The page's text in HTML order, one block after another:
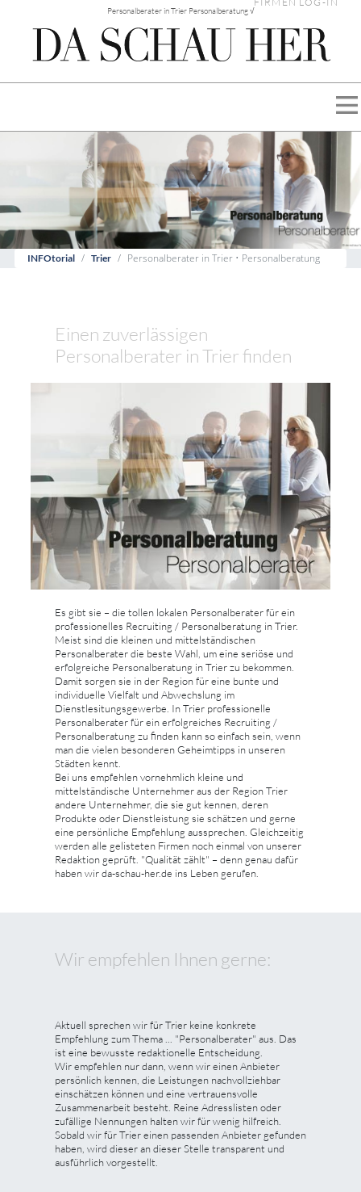
Personalberater in Trier Personalberatung √
INFOtorial Trier Personalberater in Trier • Personalberatung
Einen zuverlässigen
Personalberater in Trier finden
Es gibt sie – die tollen lokalen Personalberater für ein
professionelles Recruiting / Personalberatung in Trier.
Meist sind die kleinen und mittelständischen
Personalberater die beste Wahl, um eine seriöse und
erfolgreiche Personalberatung in Trier zu bekommen.
Damit sorgen sie in der Region für eine bunte und
individuelle Vielfalt und Abwechslung im
Dienstlesitungsgewerbe. In Trier professionelle
Personalberater für ein erfolgreiches Recruiting /
Personalberatung zu finden kann so einfach sein, wenn
man die vielen besonderen Geheimtipps in unseren
Städten kennt.
Bei uns empfehlen vornehmlich kleine und
mittelständische Unternehmer aus der Region Trier
andere Unternehmer, die sie gut kennen, deren
Produkte oder Dienstleistung sie schätzen und gerne
eine persönliche Empfehlung aussprechen. Gleichzeitig
werden alle gelisteten Firmen noch einmal von unserer
Redaktion geprüft. "Qualität zählt" – denn genau dafür
haben wir da-schau-her.de ins Leben gerufen.
Wir empfehlen Ihnen gerne:
Aktuell sprechen wir für Trier keine konkrete
Empfehlung zum Thema ... "Personalberater" aus. Das
ist eine bewusste redaktionelle Entscheidung.
Wir empfehlen nur dann, wenn wir einen Anbieter
persönlich kennen, die Leistungen nachvollziehbar
einschätzen können und eine vertrauensvolle
Zusammenarbeit besteht. Reine Adresslisten oder
zufällige Nennungen halten wir für wenig hilfreich.
Sobald wir für Trier einen passenden Anbieter gefunden
haben, wird dieser an dieser Stelle transparent und
ausführlich vorgestellt.